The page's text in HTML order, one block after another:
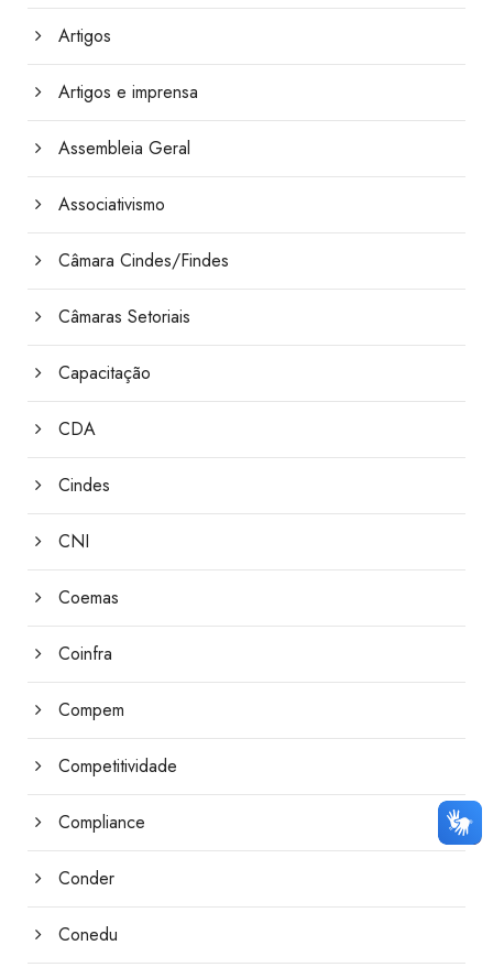
Artigos
Artigos e imprensa
Assembleia Geral
Associativismo
Câmara Cindes/Findes
Câmaras Setoriais
Capacitação
CDA
Cindes
CNI
Coemas
Coinfra
Compem
Competitividade
Compliance
Conder
Conedu